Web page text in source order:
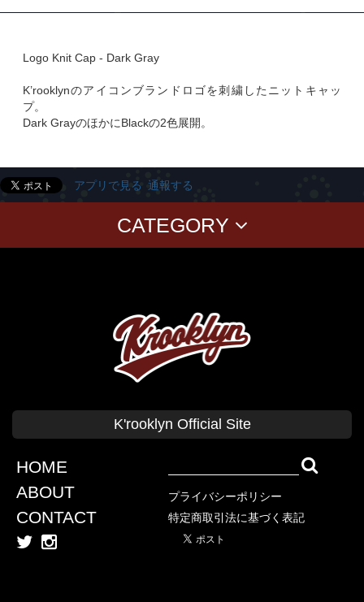
Logo Knit Cap - Dark Gray
K’rooklynのアイコンブランドロゴを刺繍したニットキャッ
プ。
Dark GrayのほかにBlackの2色展開。
アプリで見る 通報する
CATEGORY
T-SHIRTS PANTS CAP GOODS
CLASSICS
T-SHIRT
SWEAT
CAP
SHORT PANTS
TANK TOP
COLLABORATION
cherry chill will.
上岡 拓也
Yusuke Oishi (MARCOMONK)
Denali
OUTER
K'rooklyn Official Site
HOME
ABOUT
CONTACT
プライバシーポリシー
特定商取引法に基づく表記